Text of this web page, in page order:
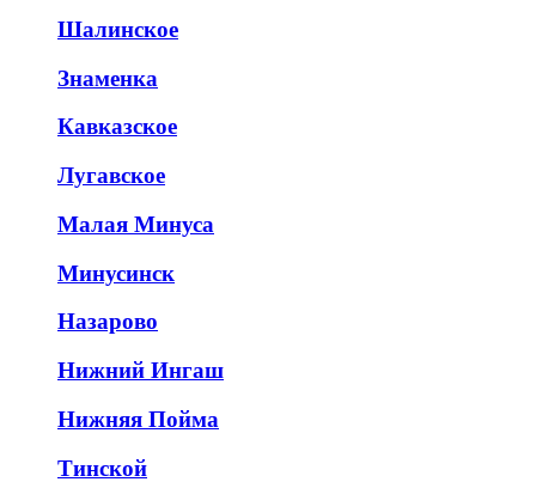
Шалинское
Знаменка
Кавказское
Лугавское
Малая Минуса
Минусинск
Назарово
Нижний Ингаш
Нижняя Пойма
Тинской